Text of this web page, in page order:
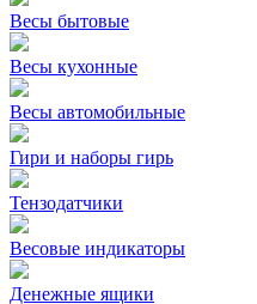
Весы бытовые
Весы кухонные
Весы автомобильные
Гири и наборы гирь
Тензодатчики
Весовые индикаторы
Денежные ящики